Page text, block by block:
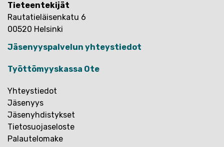
Tieteentekijät
Rautatieläisenkatu 6
00520 Helsinki
Jäsenyyspalvelun yhteystiedot
Työttömyyskassa Ote
Yhteystiedot
Jäsenyys
Jäsenyhdistykset
Tietosuojaseloste
Palautelomake